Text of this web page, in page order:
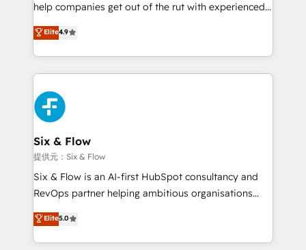
partners who will embed ourselves into your
business, processes and systems 🏢 We specialise in
working with mid-market and enterprise
organisations, global organisations and those with
complex use cases 🏆 CRM Implementation,
Platform Enablement, Custom Integration and
Onboarding Accredited 🔐 ISO27001 & ISO9001
Certified
help companies get out of the rut with experienced,
process-oriented teams implementing HubSpot
Marketing, Sales, Service, CMS and Operations Hub,
so selling and actually engaging with your customers
feels easy and pain-free. We are a top ranked
HubSpot Elite Partner, winner of Rookie of the Year
and Customer First Awards, 4.9/5 rating in HubSpot
Reviews and 4.9/5 rating in Clutch Reviews. Digifianz
helps the following industries: logistics & 3PL, home
improvement & construction, branding and
commercialization, real estate, health, education,
SaaS, Software Dev & IT and consulting, make the
the United States, EU, UAE, Mexico and Latin
America. From casual user to super fan: make
Elite4.9
Six & Flow
提供元：Six & Flow
Six & Flow is an AI-first HubSpot consultancy and
RevOps partner helping ambitious organisations
grow with clarity, confidence, and intelligence.
Operating across the UK, Netherlands, Ireland, and
Canada, we’ve delivered thousands of successful
Elite5.0